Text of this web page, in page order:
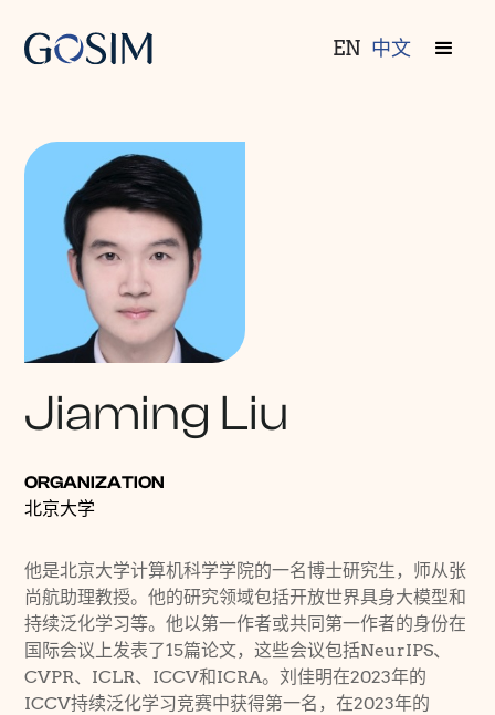
EN 中文
Jiaming Liu
ORGANIZATION
北京大学
他是北京大学计算机科学学院的一名博士研究生，师从张
尚航助理教授。他的研究领域包括开放世界具身大模型和
持续泛化学习等。他以第一作者或共同第一作者的身份在
国际会议上发表了15篇论文，这些会议包括NeurIPS、
CVPR、ICLR、ICCV和ICRA。刘佳明在2023年的
ICCV持续泛化学习竞赛中获得第一名，在2023年的